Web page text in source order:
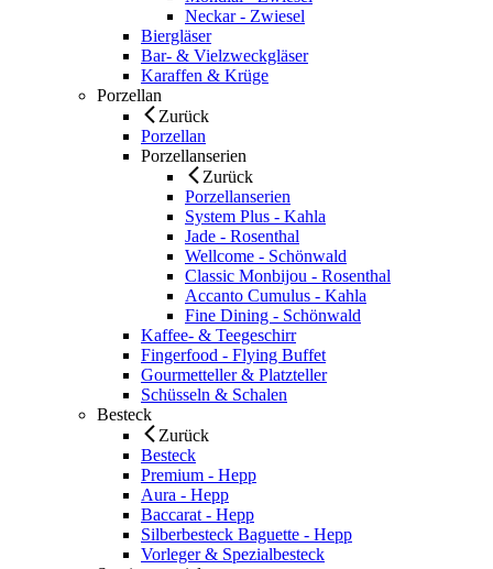
Neckar - Zwiesel
Biergläser
Bar- & Vielzweckgläser
Karaffen & Krüge
Porzellan
Zurück
Porzellan
Porzellanserien
Zurück
Porzellanserien
System Plus - Kahla
Jade - Rosenthal
Wellcome - Schönwald
Classic Monbijou - Rosenthal
Accanto Cumulus - Kahla
Fine Dining - Schönwald
Kaffee- & Teegeschirr
Fingerfood - Flying Buffet
Gourmetteller & Platzteller
Schüsseln & Schalen
Besteck
Zurück
Besteck
Premium - Hepp
Aura - Hepp
Baccarat - Hepp
Silberbesteck Baguette - Hepp
Vorleger & Spezialbesteck